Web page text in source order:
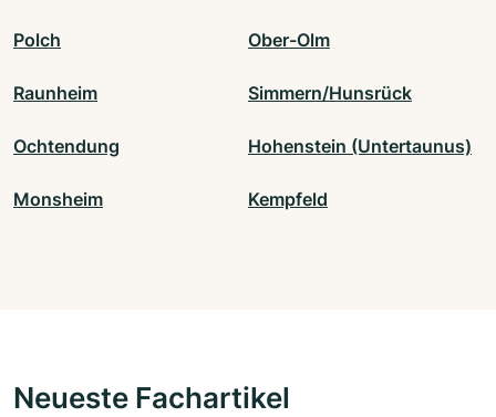
Polch Ober-Olm
Raunheim Simmern/Hunsrück
Ochtendung Hohenstein (Untertaunus)
Monsheim Kempfeld
Neueste Fachartikel